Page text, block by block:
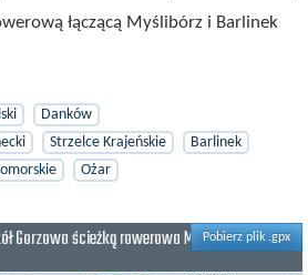
łączącą Myślibórz i Barlinek
Danków
Strzelce Krajeńskie
Barlinek
Ożar
Pobierz plik .gpx
Gorzowa ścieżką rowerowa Myślibórz